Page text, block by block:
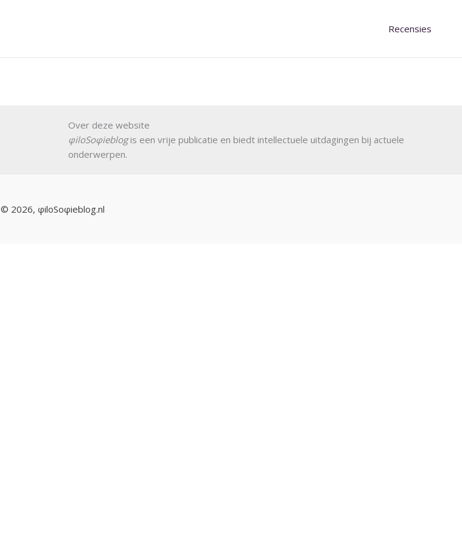
Recensies
Over deze website
φiloSoφieblogis een vrije publicatie en biedt intellectuele uitdagingen bij actuele
onderwerpen.
© 2026, φiloSoφieblog.nl